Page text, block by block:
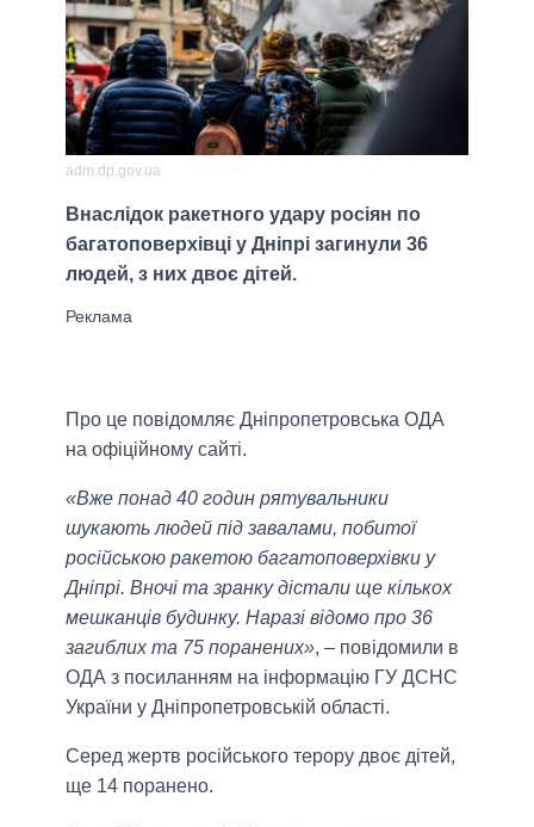
adm.dp.gov.ua
Внаслідок ракетного удару росіян по
багатоповерхівці у Дніпрі загинули 36
людей, з них двоє дітей.
Про це повідомляє Дніпропетровська ОДА
на офіційному сайті.
«Вже понад 40 годин рятувальники
шукають людей під завалами, побитої
російською ракетою багатоповерхівки у
Дніпрі. Вночі та зранку дістали ще кількох
мешканців будинку. Наразі відомо про 36
загиблих та 75 поранених», – повідомили в
ОДА з посиланням на інформацію ГУ ДСНС
України у Дніпропетровській області.
Серед жертв російського терору двоє дітей,
ще 14 поранено.